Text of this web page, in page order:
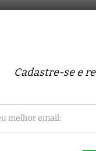
Cadastre-se e